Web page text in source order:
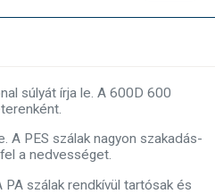
súlyát írja le. A 600D 600
A PES szálak nagyon szakadás-
a nedvességet.
szálak rendkívül tartósak és